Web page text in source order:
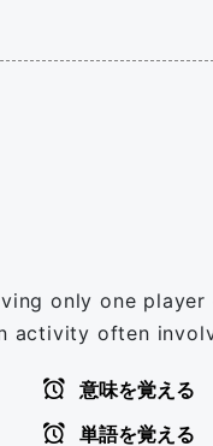
only one player
activity often
意味を覚える
単語を覚える